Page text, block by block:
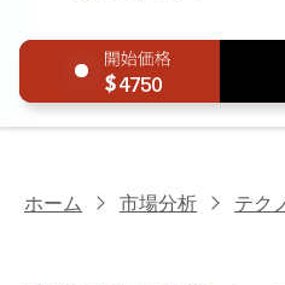
4750
ホーム 市場分析 テク